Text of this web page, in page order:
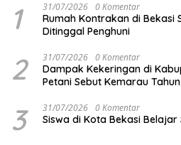
1 31/07/2026 0 Komentar
Rumah Kontrakan di Bekasi
Ditinggal Penghuni
2 31/07/2026 0 Komentar
Dampak Kekeringan di
Petani Sebut Kemarau
3 31/07/2026 0 Komentar
Siswa di Kota Bekasi